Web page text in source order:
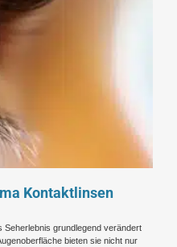
Kontaktlinsen
Seherlebnis grundlegend verändert
bieten sie nicht nur